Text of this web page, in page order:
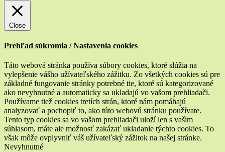
Close
Prehľad súkromia / Nastavenia cookies
Táto webová stránka používa súbory cookies, ktoré slúžia na
vylepšenie vášho užívateľského zážitku. Zo všetkých cookies sú pre
základné fungovanie stránky potrebné tie, ktoré sú kategorizované
ako nevyhnutné a automaticky sa ukladajú vo vašom prehliadači.
Používame tiež cookies tretích strán, ktoré nám pomáhajú
analyzovať a pochopiť to, ako túto webovú stránku používate.
Tento typ cookies sa vo vašom prehliadači uloží len s vašim
súhlasom, máte ale možnosť zakázať ukladanie týchto cookies. To
však môže ovplyvniť váš užívateľský zážitok na našej stránke.
Nevyhnutné